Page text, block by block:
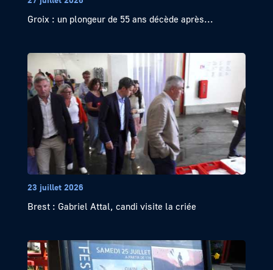
Groix : un plongeur de 55 ans décède après...
23 juillet 2026
Brest : Gabriel Attal, candi visite la criée